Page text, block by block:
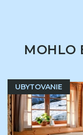
MOHLO
UBYTOVANIE